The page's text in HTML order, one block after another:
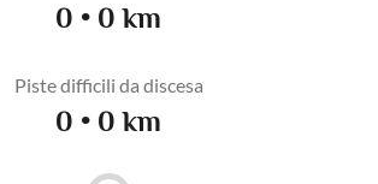
0 • 0 km
Piste difficili da discesa
0 • 0 km